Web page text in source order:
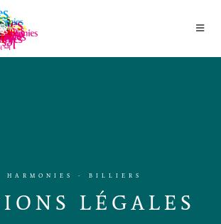
HARMONIES - BILLIERS
LÉGALES